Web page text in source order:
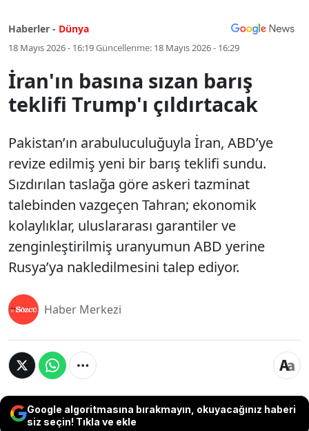
Haberler - Dünya
18 Mayıs 2026 - 16:19Güncellenme: 18 Mayıs 2026 - 16:29
İran'ın basına sızan barış
teklifi Trump'ı çıldırtacak
Pakistan’ın arabuluculuğuyla İran, ABD’ye
revize edilmiş yeni bir barış teklifi sundu.
Sızdırılan taslağa göre askeri tazminat
talebinden vazgeçen Tahran; ekonomik
kolaylıklar, uluslararası garantiler ve
zenginleştirilmiş uranyumun ABD yerine
Rusya’ya nakledilmesini talep ediyor.
Haber Merkezi
Google algoritmasına bırakmayın, okuyacağınız haberi
siz seçin! Tıkla ve ekle